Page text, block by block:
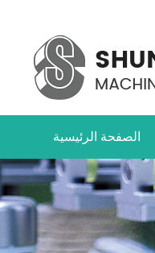
الصفحة الرئيسية